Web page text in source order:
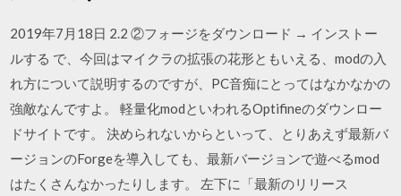
2019年7月18日 2.2 ②フォージをダウンロード → インストー
ルする で、今回はマイクラの拡張の花形ともいえる、modの入
れ方について説明するのですが、PC音痴にとってはなかなかの
強敵なんですよ。 軽量化modといわれるOptifineのダウンロー
ドサイトです。 決められないからといって、とりあえず最新バ
ージョンのForgeを導入しても、最新バージョンで遊べるmod
はたくさんなかったりします。 左下に「最新のリリース